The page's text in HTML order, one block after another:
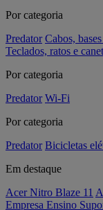
Por categoria
Predator Cabos,
Teclados, ratos e
Por categoria
Predator Wi-Fi
Por categoria
Predator Bicicletas
Em destaque
Acer Nitro Blaze 11
Empresa Ensino